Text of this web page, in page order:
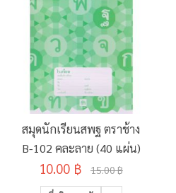
สมุดนักเรียนสพฐ ตราช้าง
B-102 คละลาย (40 แผ่น)
10.00 ฿ 15.00 ฿